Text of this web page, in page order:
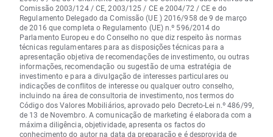
Comissão 2003/124 / CE, 2003/125 / CE e 2004/72 / CE e do
Regulamento Delegado da Comissão (UE ) 2016/958 de 9 de março
de 2016 que completa o Regulamento (UE) n.º 596/2014 do
Parlamento Europeu e do Conselho no que diz respeito às normas
técnicas regulamentares para as disposições técnicas para a
apresentação objetiva de recomendações de investimento, ou outras
informações, recomendação ou sugestão de uma estratégia de
investimento e para a divulgação de interesses particulares ou
indicações de conflitos de interesse ou qualquer outro conselho,
incluindo na área de consultoria de investimento, nos termos do
Código dos Valores Mobiliários, aprovado pelo Decreto-Lei n.º 486/99,
de 13 de Novembro. A comunicação de marketing é elaborada com a
máxima diligência, objetividade, apresenta os factos do
conhecimento do autor na data da preparação e é desprovida de